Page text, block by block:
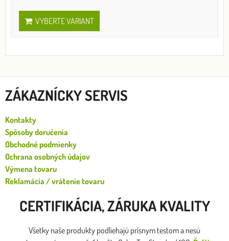
VYBERTE VARIANT
ZÁKAZNÍCKY SERVIS
Kontakty
Spôsoby doručenia
Obchodné podmienky
Ochrana osobných údajov
Výmena tovaru
Reklamácia / vrátenie tovaru
CERTIFIKÁCIA, ZÁRUKA KVALITY
Všetky naše produkty podliehajú prísnym testom a nesú